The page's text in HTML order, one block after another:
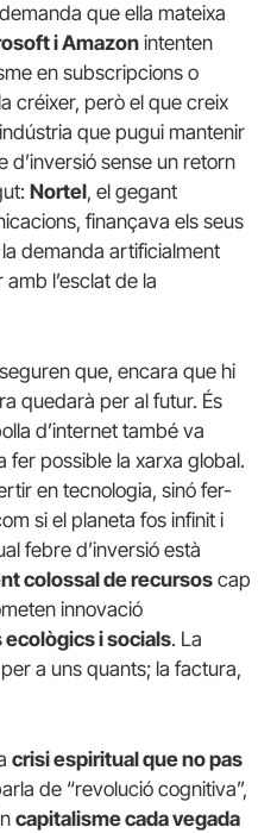
que ella mateixa
i Amazon intenten
en subscripcions o
créixer, però el que creix
que pugui mantenir
d’inversió sense un retorn
Nortel, el gegant
finançava els seus
demanda artificialment
l’esclat de la
que, encara que hi
quedarà per al futur. És
d’internet també va
fer possible la xarxa global.
en tecnologia, sinó fer-
si el planeta fos infinit i
febre d’inversió està
colossal de recursos cap
innovació
i socials. La
a uns quants; la factura,
crisi espiritual que no pas
de “revolució cognitiva”,
capitalisme cada vegada